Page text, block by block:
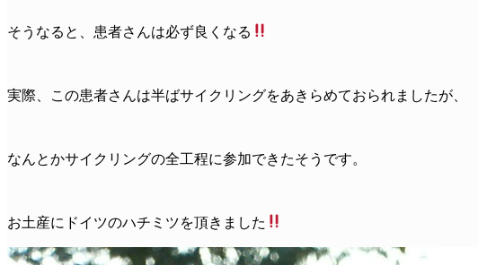
そうなると、患者さんは必ず良くなる
実際、この患者さんは半ばサイクリングをあきらめておられましたが、
なんとかサイクリングの全工程に参加できたそうです。
お土産にドイツのハチミツを頂きました